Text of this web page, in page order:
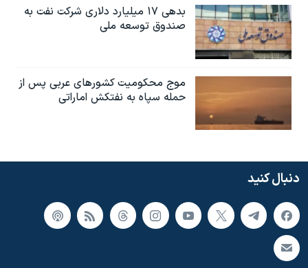
بدهی ۱۷ میلیارد دلاری شرکت نفت به
صندوق توسعه ملی
موج محکومیت کشورهای عربی پس از
حمله سپاه به نفتکش اماراتی
دنبال کنید